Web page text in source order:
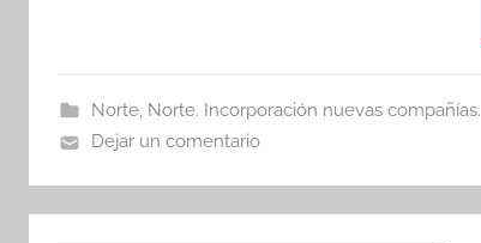
Norte, Norte. Incorporación nuevas compañías.
Dejar un comentario